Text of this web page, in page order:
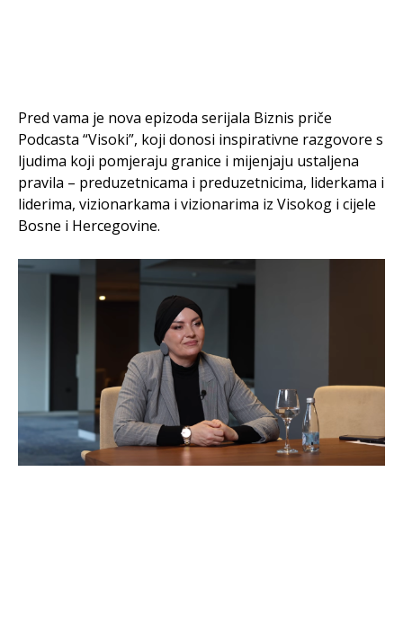
Pred vama je nova epizoda serijala Biznis priče
Podcasta “Visoki”, koji donosi inspirativne razgovore s
ljudima koji pomjeraju granice i mijenjaju ustaljena
pravila – preduzetnicama i preduzetnicima, liderkama i
liderima, vizionarkama i vizionarima iz Visokog i cijele
Bosne i Hercegovine.